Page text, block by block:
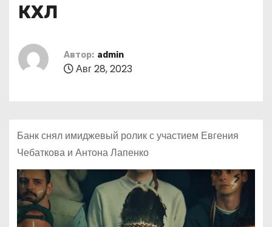
КХЛ
Автор: admin
Авг 28, 2023
Банк снял имиджевый ролик с участием Евгения
Чебаткова и Антона Лапенко